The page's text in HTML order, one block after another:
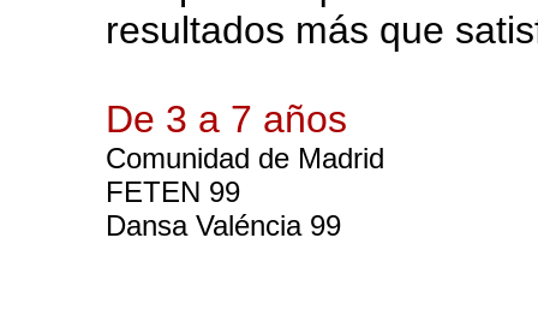
resultados más que
De 3 a 7 años
Comunidad de Madrid
FETEN 99
Dansa Valéncia 99